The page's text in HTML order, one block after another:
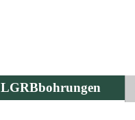
LGRBbohrungen